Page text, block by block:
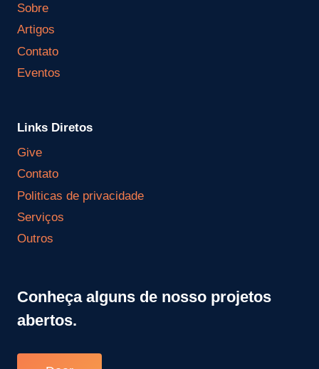
Sobre
Artigos
Contato
Eventos
Links Diretos
Give
Contato
Politicas de privacidade
Serviços
Outros
Conheça alguns de nosso projetos
abertos.